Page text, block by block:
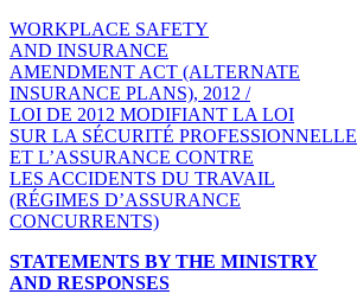
WORKPLACE SAFETY
AND INSURANCE
AMENDMENT ACT (ALTERNATE
INSURANCE PLANS), 2012 /
LOI DE 2012 MODIFIANT LA LOI
SUR LA SÉCURITÉ PROFESSIONNELLE
ET L’ASSURANCE CONTRE
LES ACCIDENTS DU TRAVAIL
(RÉGIMES D’ASSURANCE
CONCURRENTS)
STATEMENTS BY THE MINISTRY
AND RESPONSES